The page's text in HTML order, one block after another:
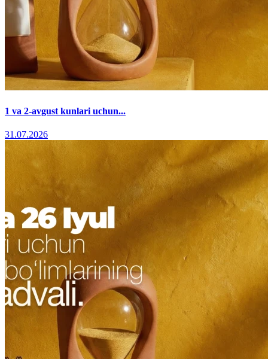
1 va 2-avgust kunlari uchun...
31.07.2026